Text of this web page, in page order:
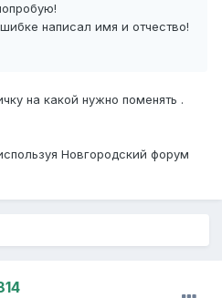
написал имя и отчество!
на какой нужно поменять .
Новгородский форум